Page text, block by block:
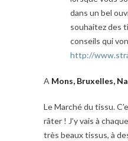
dans un bel
souhaitez des
conseils qui
http://
A Mons, Bruxelles,
Le Marché du tissu.
râter ! J’y vais à
très beaux tissus, à